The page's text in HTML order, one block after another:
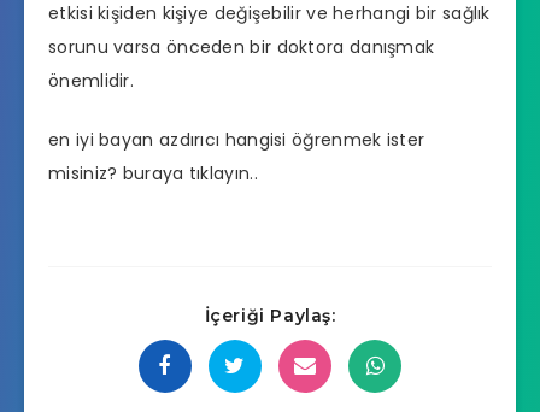
etkisi kişiden kişiye değişebilir ve herhangi bir sağlık
sorunu varsa önceden bir doktora danışmak
önemlidir.
en iyi bayan azdırıcı hangisi öğrenmek ister
misiniz? buraya tıklayın..
İçeriği Paylaş: